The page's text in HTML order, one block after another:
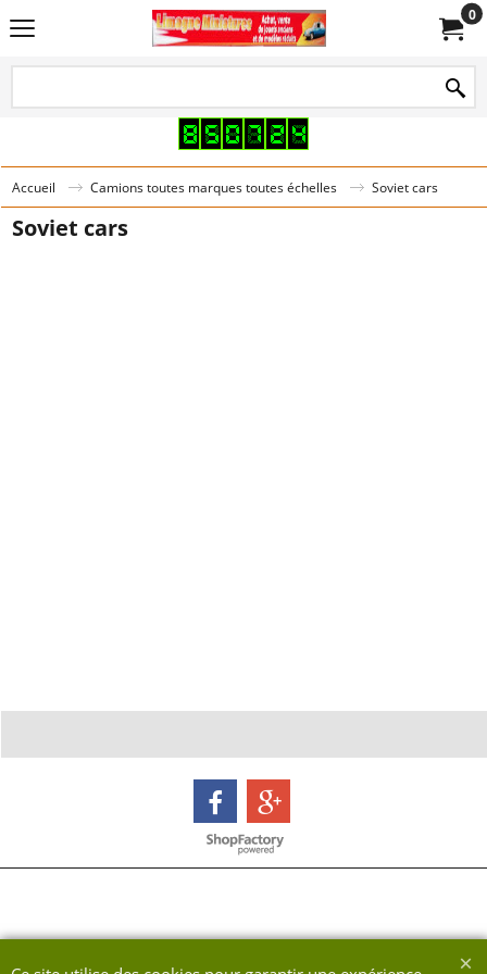
0
Accueil Camions toutes marques toutes échelles Soviet cars
Soviet cars
Boutique en ligne créés avec le logiciel eCommerce ShopFactory